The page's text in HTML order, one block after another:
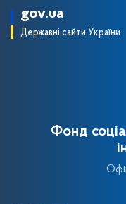
gov.ua
Державні сайти України
Фонд